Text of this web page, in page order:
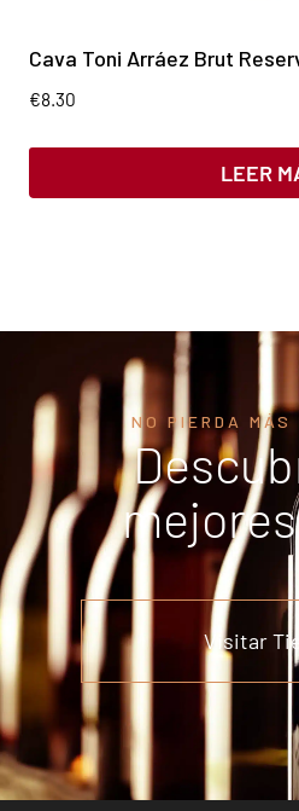
Cava Toni Arráez Brut
€8.30
LEER
NO PIERDA MÁS
Visitar